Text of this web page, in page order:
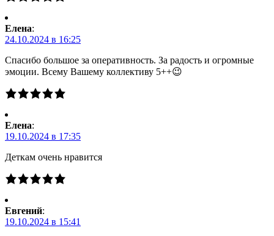
Елена:
24.10.2024 в 16:25
Спасибо большое за оперативность. За радость и огромные
эмоции. Всему Вашему коллективу 5++😉
Елена:
19.10.2024 в 17:35
Деткам очень нравится
Евгений:
19.10.2024 в 15:41